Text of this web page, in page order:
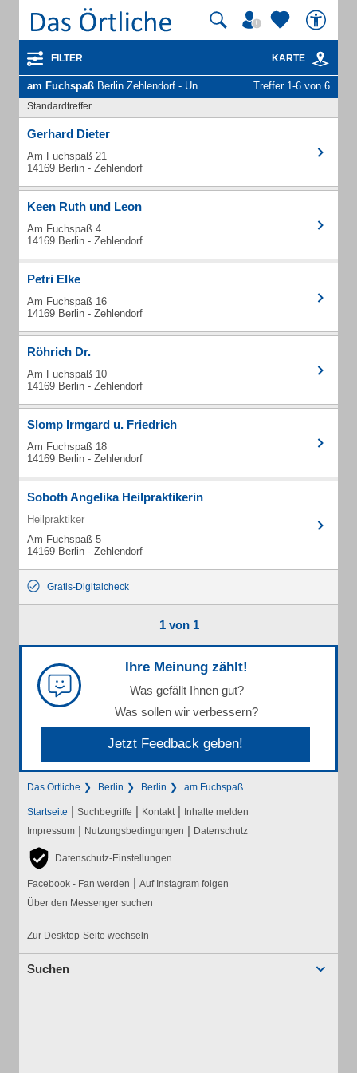
FILTER KARTE
am Fuchspaß Berlin Zehlendorf - Unternehmen und Personen Treffer 1-6 von 6
Standardtreffer
Gerhard Dieter
Am Fuchspaß 21
14169 Berlin - Zehlendorf
Keen Ruth und Leon
Am Fuchspaß 4
14169 Berlin - Zehlendorf
Petri Elke
Am Fuchspaß 16
14169 Berlin - Zehlendorf
Röhrich Dr.
Am Fuchspaß 10
14169 Berlin - Zehlendorf
Slomp Irmgard u. Friedrich
Am Fuchspaß 18
14169 Berlin - Zehlendorf
Soboth Angelika Heilpraktikerin
Heilpraktiker
Am Fuchspaß 5
14169 Berlin - Zehlendorf
Gratis-Digitalcheck
1 von 1
Ihre Meinung zählt!
Was gefällt Ihnen gut?
Was sollen wir verbessern?
Jetzt Feedback geben!
Das Örtliche Berlin Berlin am Fuchspaß
Startseite | Suchbegriffe | Kontakt | Inhalte melden
Impressum | Nutzungsbedingungen | Datenschutz
Datenschutz-Einstellungen
Facebook - Fan werden | Auf Instagram folgen
Über den Messenger suchen
Zur Desktop-Seite wechseln
Suchen